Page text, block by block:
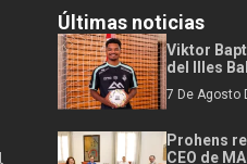
Últimas noticias
Viktor
del Illes
7 De Agosto
Prohens
CEO de